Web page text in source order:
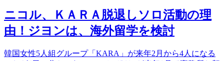
ニコル、ＫＡＲＡ脱退しソロ活動の理
由！ジヨンは、海外留学を検討
韓国女性5人組グループ「KARA」が来年2月から4人になる